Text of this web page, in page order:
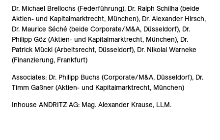
Dr. Michael Brellochs (Federführung), Dr. Ralph Schilha (beide
Aktien- und Kapitalmarktrecht, München), Dr. Alexander Hirsch,
Dr. Maurice Séché (beide Corporate/M&A, Düsseldorf), Dr.
Philipp Göz (Aktien- und Kapitalmarktrecht, München), Dr.
Patrick Mückl (Arbeitsrecht, Düsseldorf), Dr. Nikolai Warneke
(Finanzierung, Frankfurt)
Associates: Dr. Philipp Buchs (Corporate/M&A, Düsseldorf), Dr.
Timm Gaßner (Aktien- und Kapitalmarktrecht, München)
Inhouse ANDRITZ AG: Mag. Alexander Krause, LLM.